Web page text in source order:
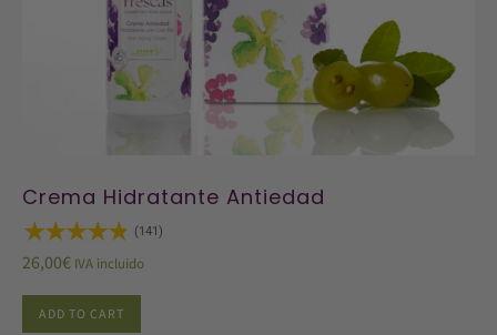
Crema Hidratante Antiedad
(141)
26,00€ IVA incluido
ADD TO CART